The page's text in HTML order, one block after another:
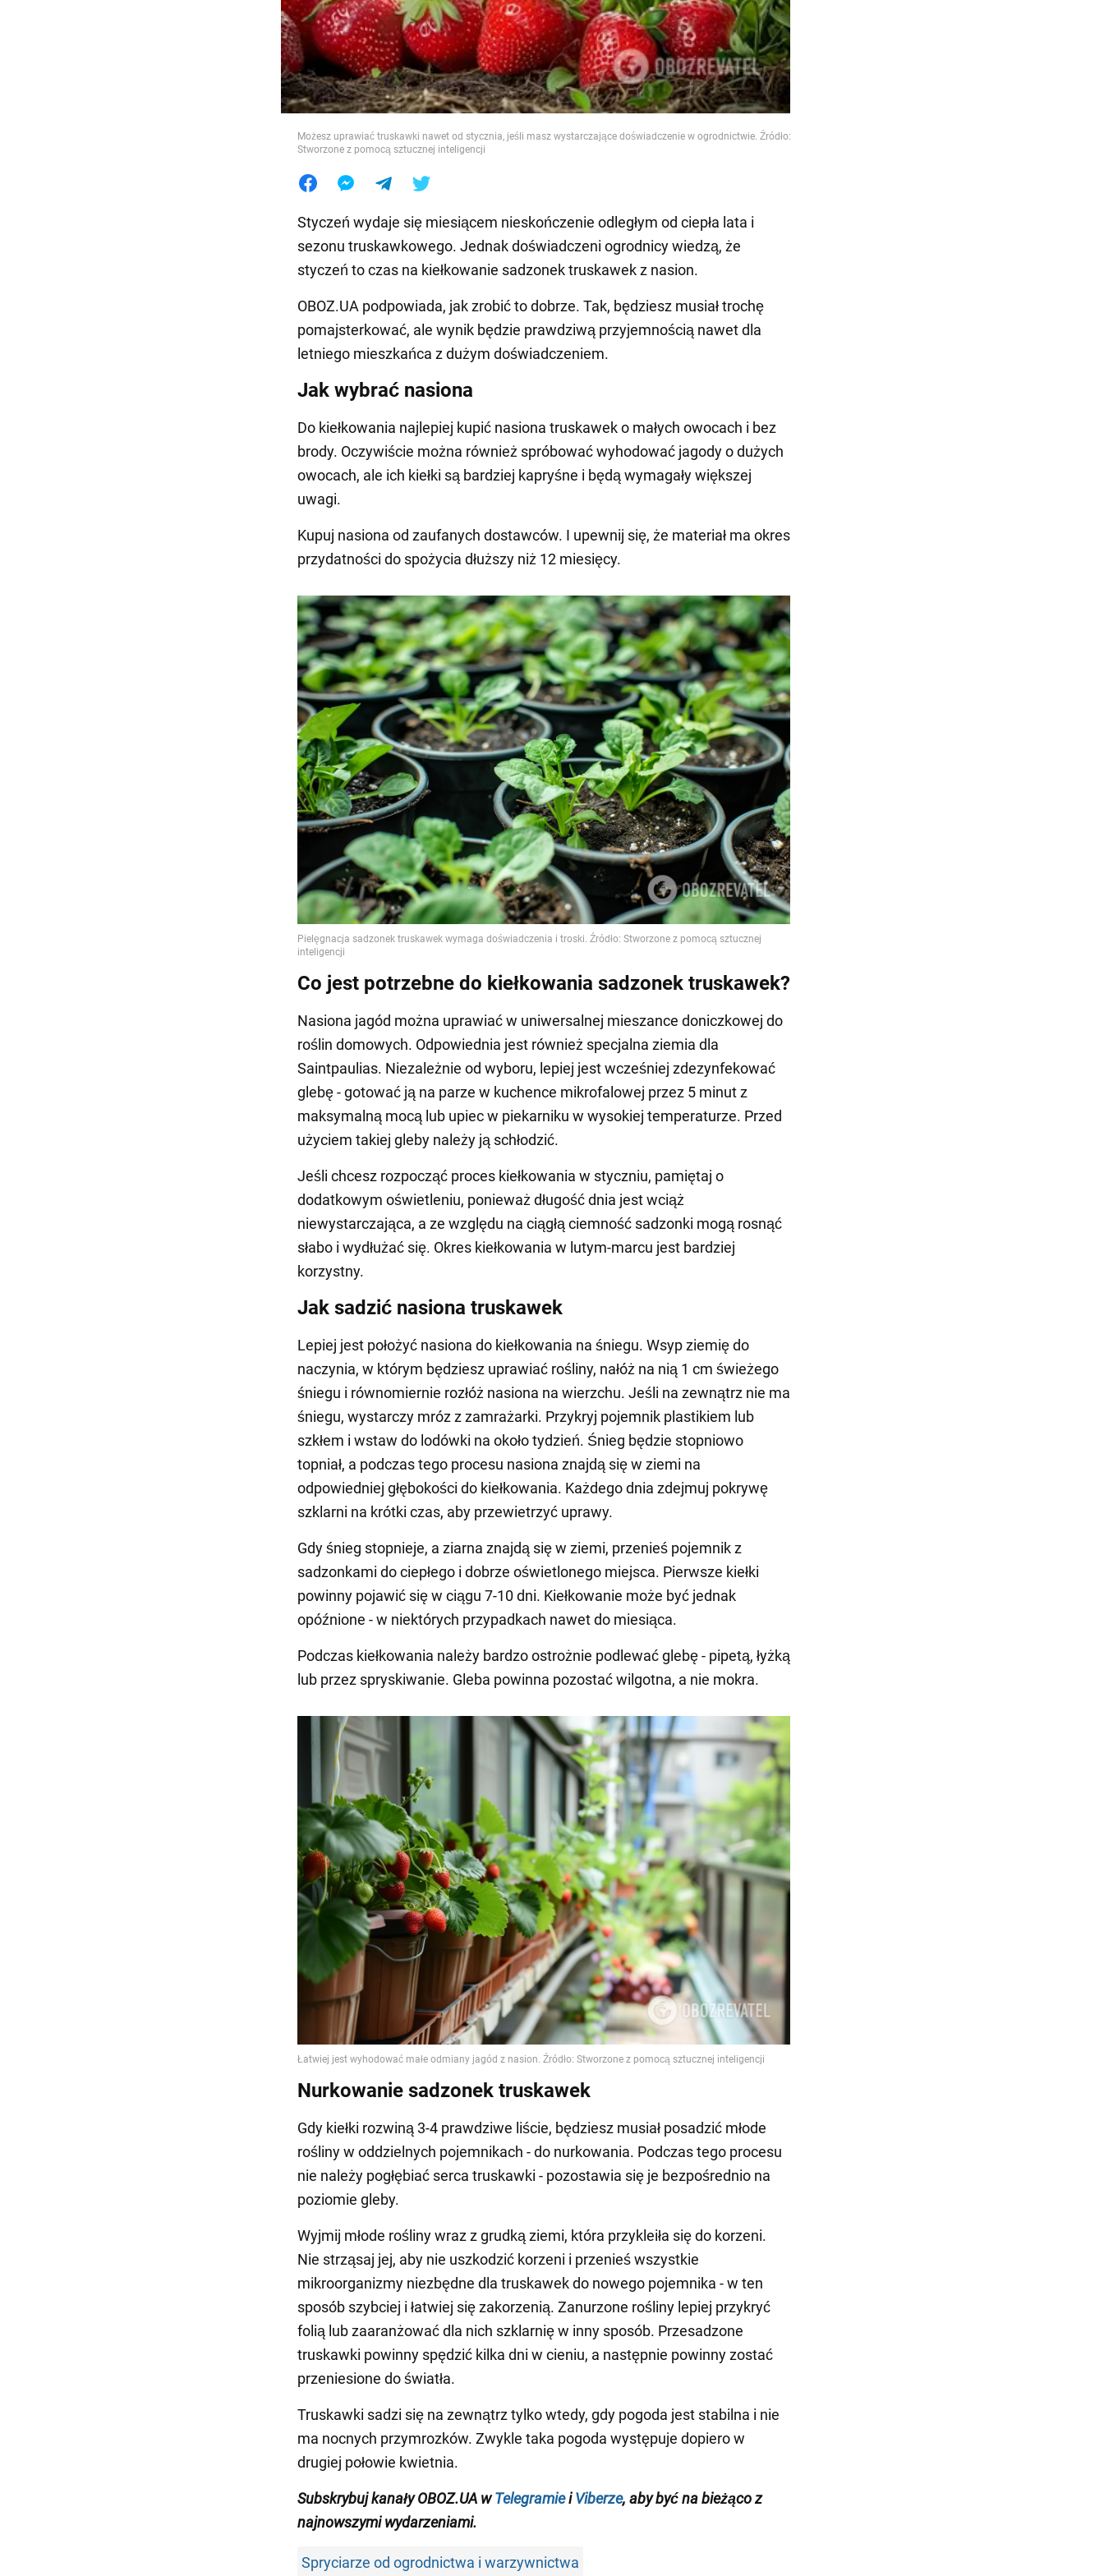
Jedzenie
Możesz uprawiać truskawki nawet od stycznia, jeśli masz wystarczające doświadczenie w ogrodnictwie. Źródło:
Stworzone z pomocą sztucznej inteligencji
Styczeń wydaje się miesiącem nieskończenie odległym od ciepła lata i
sezonu truskawkowego. Jednak doświadczeni ogrodnicy wiedzą, że
styczeń to czas na kiełkowanie sadzonek truskawek z nasion.
OBOZ.UA podpowiada, jak zrobić to dobrze. Tak, będziesz musiał trochę
pomajsterkować, ale wynik będzie prawdziwą przyjemnością nawet dla
letniego mieszkańca z dużym doświadczeniem.
Jak wybrać nasiona
Do kiełkowania najlepiej kupić nasiona truskawek o małych owocach i bez
brody. Oczywiście można również spróbować wyhodować jagody o dużych
owocach, ale ich kiełki są bardziej kapryśne i będą wymagały większej
uwagi.
Kupuj nasiona od zaufanych dostawców. I upewnij się, że materiał ma okres
przydatności do spożycia dłuższy niż 12 miesięcy.
Co jest potrzebne do kiełkowania sadzonek truskawek?
Nasiona jagód można uprawiać w uniwersalnej mieszance doniczkowej do
roślin domowych. Odpowiednia jest również specjalna ziemia dla
Saintpaulias. Niezależnie od wyboru, lepiej jest wcześniej zdezynfekować
glebę - gotować ją na parze w kuchence mikrofalowej przez 5 minut z
maksymalną mocą lub upiec w piekarniku w wysokiej temperaturze. Przed
użyciem takiej gleby należy ją schłodzić.
Jeśli chcesz rozpocząć proces kiełkowania w styczniu, pamiętaj o
dodatkowym oświetleniu, ponieważ długość dnia jest wciąż
niewystarczająca, a ze względu na ciągłą ciemność sadzonki mogą rosnąć
słabo i wydłużać się. Okres kiełkowania w lutym-marcu jest bardziej
korzystny.
Jak sadzić nasiona truskawek
Lepiej jest położyć nasiona do kiełkowania na śniegu. Wsyp ziemię do
naczynia, w którym będziesz uprawiać rośliny, nałóż na nią 1 cm świeżego
śniegu i równomiernie rozłóż nasiona na wierzchu. Jeśli na zewnątrz nie ma
śniegu, wystarczy mróz z zamrażarki. Przykryj pojemnik plastikiem lub
szkłem i wstaw do lodówki na około tydzień. Śnieg będzie stopniowo
topniał, a podczas tego procesu nasiona znajdą się w ziemi na
odpowiedniej głębokości do kiełkowania. Każdego dnia zdejmuj pokrywę
szklarni na krótki czas, aby przewietrzyć uprawy.
Gdy śnieg stopnieje, a ziarna znajdą się w ziemi, przenieś pojemnik z
sadzonkami do ciepłego i dobrze oświetlonego miejsca. Pierwsze kiełki
powinny pojawić się w ciągu 7-10 dni. Kiełkowanie może być jednak
opóźnione - w niektórych przypadkach nawet do miesiąca.
Podczas kiełkowania należy bardzo ostrożnie podlewać glebę - pipetą, łyżką
lub przez spryskiwanie. Gleba powinna pozostać wilgotna, a nie mokra.
Nurkowanie sadzonek truskawek
Gdy kiełki rozwiną 3-4 prawdziwe liście, będziesz musiał posadzić młode
rośliny w oddzielnych pojemnikach - do nurkowania. Podczas tego procesu
nie należy pogłębiać serca truskawki - pozostawia się je bezpośrednio na
poziomie gleby.
Wyjmij młode rośliny wraz z grudką ziemi, która przykleiła się do korzeni.
Nie strząsaj jej, aby nie uszkodzić korzeni i przenieś wszystkie
mikroorganizmy niezbędne dla truskawek do nowego pojemnika - w ten
sposób szybciej i łatwiej się zakorzenią. Zanurzone rośliny lepiej przykryć
folią lub zaaranżować dla nich szklarnię w inny sposób. Przesadzone
truskawki powinny spędzić kilka dni w cieniu, a następnie powinny zostać
przeniesione do światła.
Truskawki sadzi się na zewnątrz tylko wtedy, gdy pogoda jest stabilna i nie
ma nocnych przymrozków. Zwykle taka pogoda występuje dopiero w
drugiej połowie kwietnia.
Subskrybuj kanały OBOZ.UA wTelegramieiViberze, aby być na bieżąco z
najnowszymi wydarzeniami.
Spryciarze od ogrodnictwa i warzywnictwa